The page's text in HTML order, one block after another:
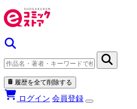
履歴を全て削除する
ログイン 会員登録